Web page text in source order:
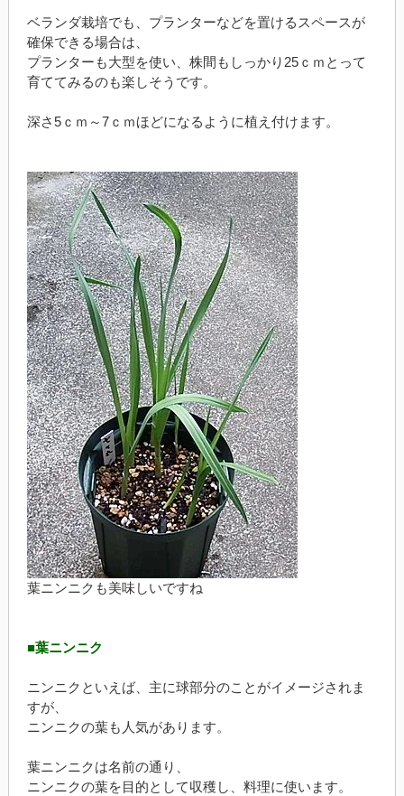
ベランダ栽培でも、プランターなどを置けるスペースが
確保できる場合は、
プランターも大型を使い、株間もしっかり25ｃｍとって
育ててみるのも楽しそうです。
深さ5ｃｍ～7ｃｍほどになるように植え付けます。
葉ニンニクも美味しいですね
■葉ニンニク
ニンニクといえば、主に球部分のことがイメージされま
すが、
ニンニクの葉も人気があります。
葉ニンニクは名前の通り、
ニンニクの葉を目的として収穫し、料理に使います。